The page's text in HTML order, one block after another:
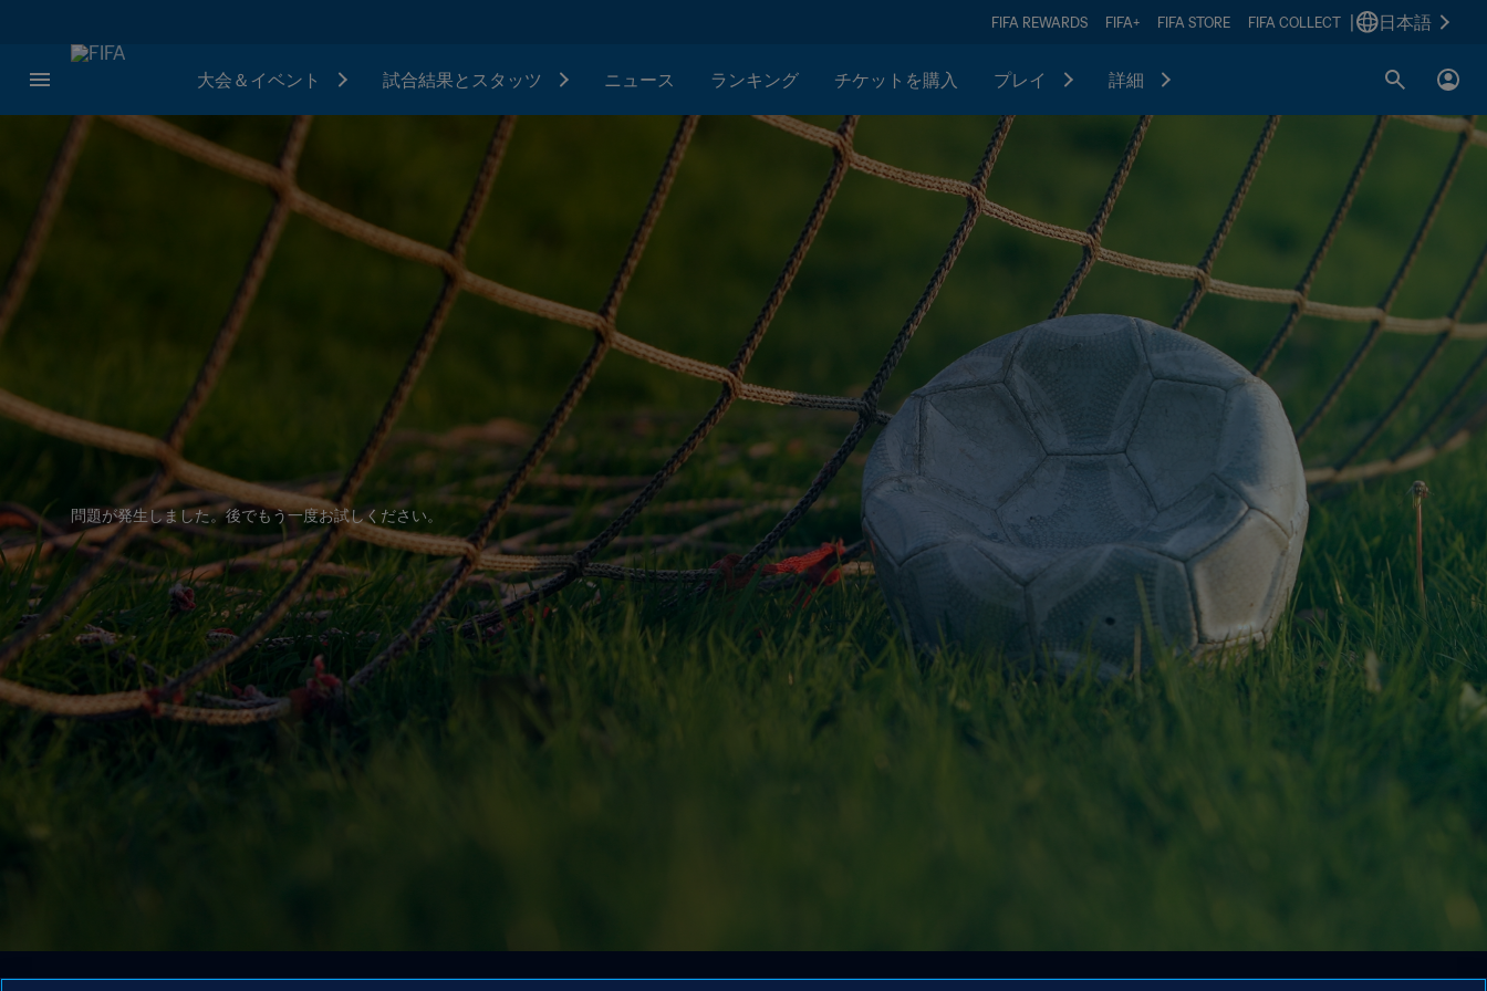
FIFA REWARDS FIFA+ FIFA STORE FIFA COLLECT 日本語
大会＆イベント 試合結果とスタッツ ニュース ランキング チケットを購入 プレイ 詳細
問題が発生しました。後でもう一度お試しください。